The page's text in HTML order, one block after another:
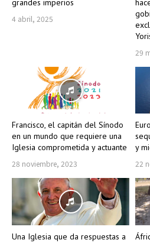
grandes imperios
4 abril, 2025
29
Francisco, el capitán del Sínodo
en un mundo que requiere una
Iglesia comprometida y actuante
28 noviembre, 2023
y
22
Una Iglesia que da respuestas a